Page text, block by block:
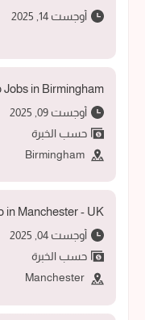
أوجست 14, 2025
Jobs in Birmingham
أوجست 09, 2025
حسب الخبرة
in Manchester - UK
أوجست 04, 2025
حسب الخبرة